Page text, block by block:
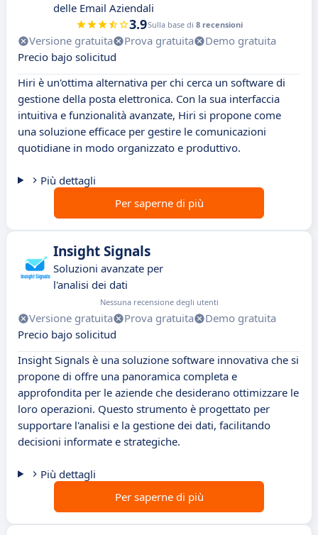
delle Email Aziendali
3.9Sulla base di 8 recensioni
Versione gratuita Prova gratuita
Demo gratuita
Precio bajo solicitud
Hiri è un'ottima alternativa per chi cerca un software di
gestione della posta elettronica. Con la sua interfaccia
intuitiva e funzionalità avanzate, Hiri si propone come
una soluzione efficace per gestire le comunicazioni
quotidiane in modo organizzato e produttivo.
Più dettagli
Per saperne di più
Insight Signals
Soluzioni avanzate per
l'analisi dei dati
Nessuna recensione degli utenti
Versione gratuita Prova gratuita
Demo gratuita
Precio bajo solicitud
Insight Signals è una soluzione software innovativa che si
propone di offre una panoramica completa e
approfondita per le aziende che desiderano ottimizzare le
loro operazioni. Questo strumento è progettato per
supportare l'analisi e la gestione dei dati, facilitando
decisioni informate e strategiche.
Più dettagli
Per saperne di più